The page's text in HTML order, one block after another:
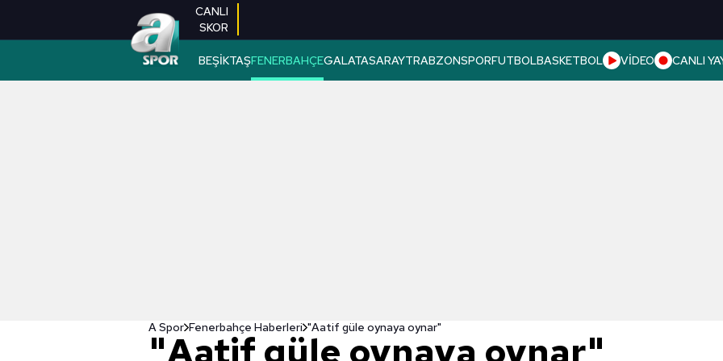
CANLI
SKOR
BEŞİKTAŞFENERBAHÇEGALATASARAYTRABZONSPORFUTBOLBASKETBOL VİDEO CANLI
A Spor Fenerbahçe Haberleri "Aatif güle oynaya oynar"
"Aatif güle oynaya oynar"